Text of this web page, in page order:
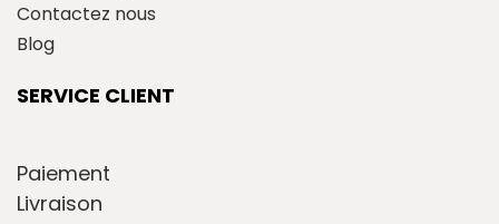
Contactez nous
Blog
SERVICE CLIENT
Paiement
Livraison